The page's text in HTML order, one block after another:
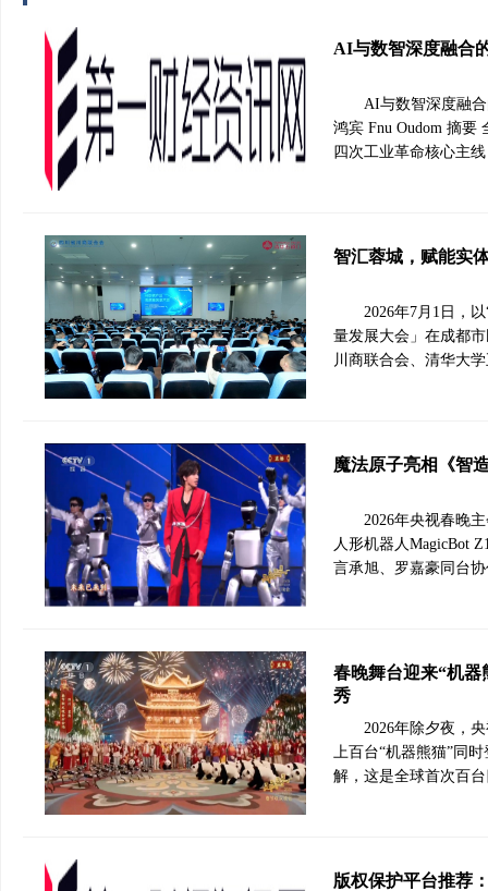
AI与数智深度融合
AI与数智深度融
鸿宾 Fnu Oudom 摘要
四次工业革命核心主
智汇蓉城，赋能实
2026年7月1日，
量发展大会」在成都
川商联合会、清华大
魔法原子亮相《智
2026年央视春晚
人形机器人MagicBot
言承旭、罗嘉豪同台
春晚舞台迎来“机
秀
2026年除夕夜，
上百台“机器熊猫”同
解，这是全球首次百
版权保护平台推荐